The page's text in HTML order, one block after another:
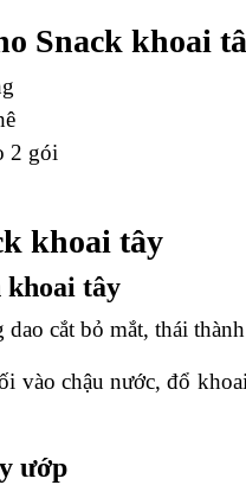
Snack khoai
2 gói
khoai tây
khoai tây
cắt bỏ mắt, thái
vào chậu nước, đổ
ướp